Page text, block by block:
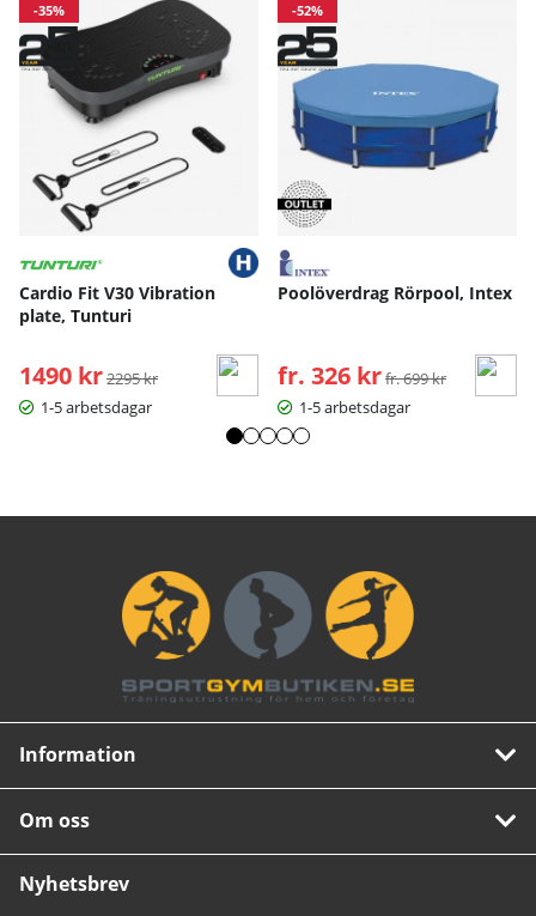
-35%
Cardio Fit V30 Vibration
plate, Tunturi
1490 kr Ordinarie pris:
2295 kr
1-5 arbetsdagar
-52%
Poolöverdrag Rörpool, Intex
fr. 326 kr Ordinarie pris:
fr. 699 kr
1-5 arbetsdagar
Information
Om oss
Nyhetsbrev